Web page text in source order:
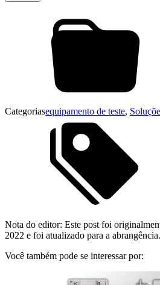
Categoriasequipamento de teste,
Nota do editor: Este post foi
2022 e foi atualizado para a abrangência.
Você também pode se interessar por: